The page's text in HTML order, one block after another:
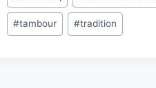
publication :
#tambour #tradition